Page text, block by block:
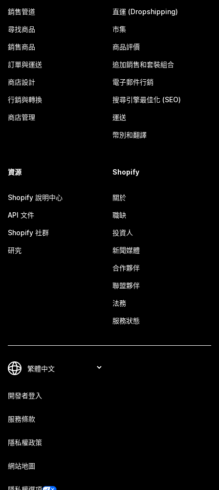
銷售管道
尋找商品
銷售商品
訂單與運送
商店設計
行銷與轉換
商店管理
直運 (Dropshipping)
市集
商品評價
追加銷售和套裝組合
電子郵件行銷
搜尋引擎最佳化 (SEO)
運送
幣別和翻譯
資源
Shopify 說明中心
API 文件
Shopify 社群
研究
Shopify
關於
職缺
投資人
新聞媒體
合作夥伴
聯盟夥伴
法務
服務狀態
開發者登入
服務條款
隱私權政策
網站地圖